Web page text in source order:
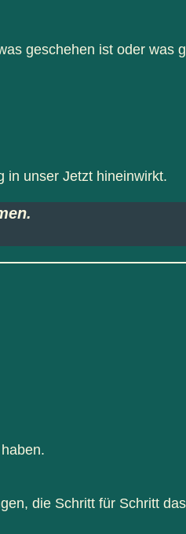
geschehen ist oder was
in unser Jetzt hineinwirkt.
die Schritt für Schritt